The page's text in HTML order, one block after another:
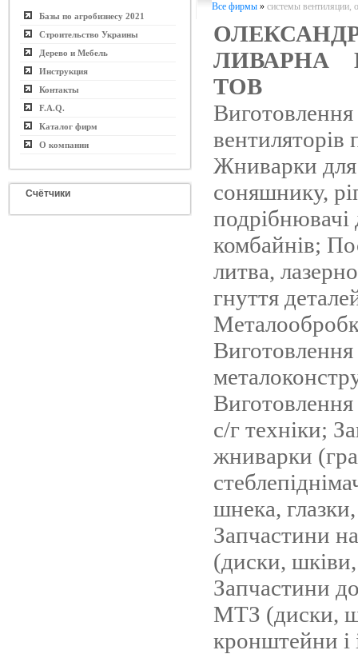
Базы по агробизнесу 2021
Строительство Украины
Дерево и Мебель
Инструкция
Контакты
F.A.Q.
Каталог фирм
О компании
Счётчики
Все фирмы » системы вентиляции,
ЛИВАРНА
ТОВ
Виготовлення
Жниварки
соняшнику,
подрібнювачі
комбайнів;
литва,
гнуття
Виготовлення
с/г техніки;
жниварки
шнека,
Запчастини
(диски,
Запчастини
МТЗ (диски,
кронштейни і